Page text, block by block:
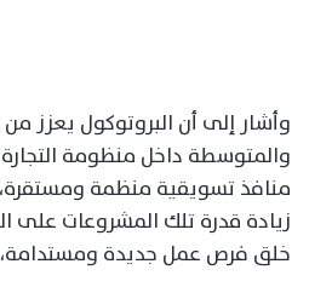
وأشار إلى أن البروتوكول يعزز
والمتوسطة داخل منظومة التجارة
منافذ تسويقية منظمة
زيادة قدرة تلك المشروعات على
خلق فرص عمل جديدة ومستدامة،